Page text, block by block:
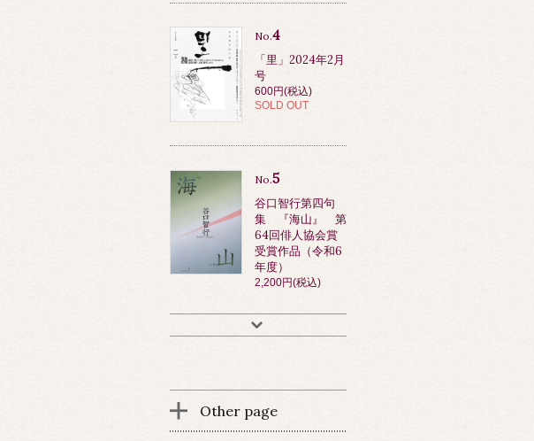
No.4
「里」2024年2月
号
600円(税込)
SOLD OUT
No.5
谷口智行第四句
集 『海山』 第
64回俳人協会賞
受賞作品（令和6
年度）
2,200円(税込)
Other page